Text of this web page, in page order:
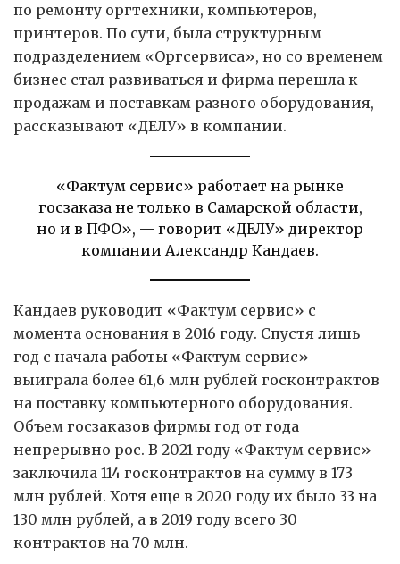
по ремонту оргтехники, компьютеров,
принтеров. По сути, была структурным
подразделением «Оргсервиса», но со временем
бизнес стал развиваться и фирма перешла к
продажам и поставкам разного оборудования,
рассказывают «ДЕЛУ» в компании.
«Фактум сервис» работает на рынке
госзаказа не только в Самарской области,
но и в ПФО», — говорит «ДЕЛУ» директор
компании Александр Кандаев.
Кандаев руководит «Фактум сервис» с
момента основания в 2016 году. Спустя лишь
год с начала работы «Фактум сервис»
выиграла более 61,6 млн рублей госконтрактов
на поставку компьютерного оборудования.
Объем госзаказов фирмы год от года
непрерывно рос. В 2021 году «Фактум сервис»
заключила 114 госконтрактов на сумму в 173
млн рублей. Хотя еще в 2020 году их было 33 на
130 млн рублей, а в 2019 году всего 30
контрактов на 70 млн.